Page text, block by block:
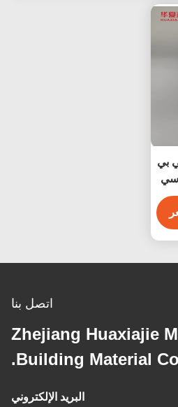
بي
اتصل بنا
Zhejiang Huaxiajie
Building Material
البريد الإلكتروني